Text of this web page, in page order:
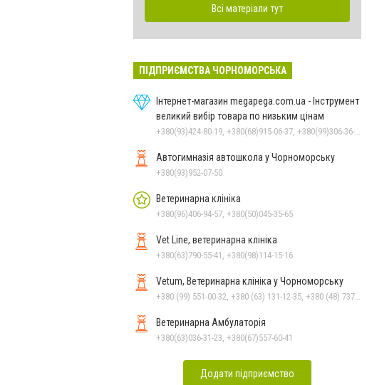
Всі матеріали тут
ПІДПРИЄМСТВА ЧОРНОМОРСЬКА
Інтернет-магазин megapega.com.ua - Інструмент
великий вибір товара по низьким цінам
Автогимназія автошкола у Чорноморську
+380(93)952-07-50
Ветеринарна клініка
+380(96)406-94-57, +380(50)045-35-65
Vet Line, ветеринарна клініка
+380(63)790-55-41, +380(98)114-15-16
Vetum, Ветеринарна клініка у Чорноморську
Ветеринарна Амбулаторія
+380(63)036-31-23, +380(67)557-60-41
Додати підприємство